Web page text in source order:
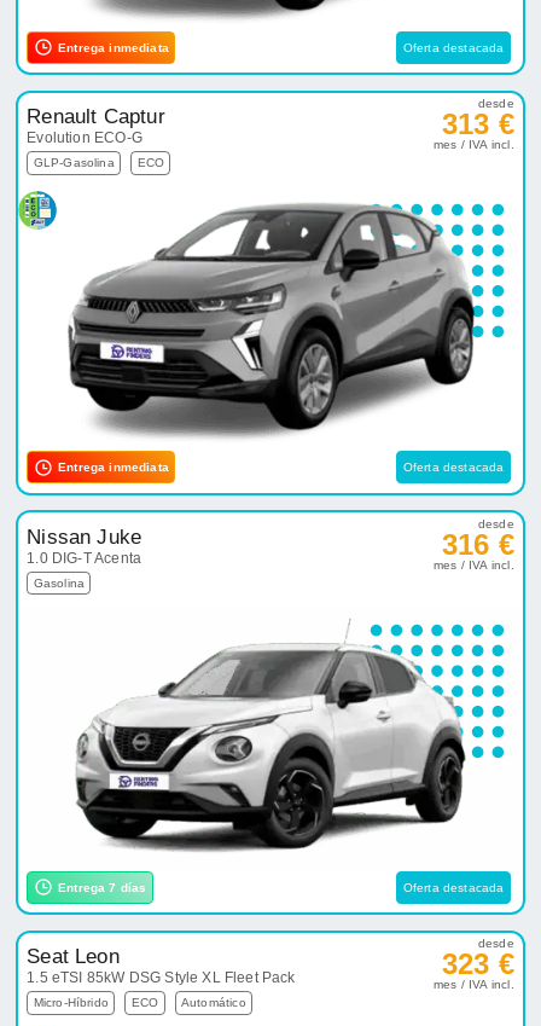
Entrega inmediata Oferta destacada
Renault Captur
Evolution ECO-G
GLP-Gasolina ECO
desde
313 €
mes / IVA incl.
Entrega inmediata Oferta destacada
Nissan Juke
1.0 DIG-T Acenta
Gasolina
desde
316 €
mes / IVA incl.
Entrega 7 días Oferta destacada
Seat Leon
1.5 eTSI 85kW DSG Style XL Fleet Pack
Micro-Híbrido ECO Automático
desde
323 €
mes / IVA incl.